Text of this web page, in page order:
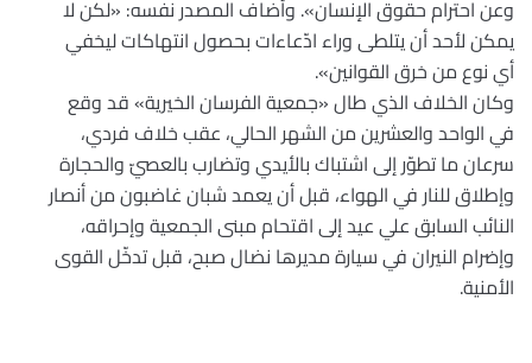
وعن احترام حقوق الإنسان». وأضاف المصدر نفسه: «لكن لا
يمكن لأحد أن يتلطى وراء ادّعاءات بحصول انتهاكات ليخفي
أي نوع من خرق القوانين».
وكان الخلاف الذي طال «جمعية الفرسان الخيرية» قد وقع
في الواحد والعشرين من الشهر الحالي، عقب خلاف فردي،
سرعان ما تطوّر إلى اشتباك بالأيدي وتضارب بالعصيّ والحجارة
وإطلاق للنار في الهواء، قبل أن يعمد شبان غاضبون من أنصار
النائب السابق علي عيد إلى اقتحام مبنى الجمعية وإحراقه،
وإضرام النيران في سيارة مديرها نضال صبح، قبل تدخّل القوى
الأمنية.